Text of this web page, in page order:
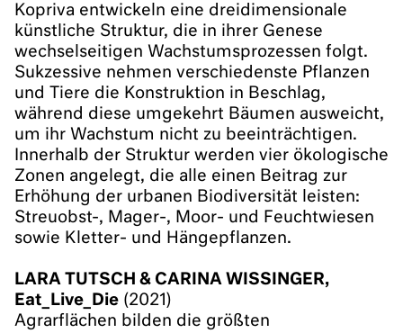
Kopriva entwickeln eine dreidimensionale
künstliche Struktur, die in ihrer Genese
wechselseitigen Wachstumsprozessen folgt.
Sukzessive nehmen verschiedenste Pflanzen
und Tiere die Konstruktion in Beschlag,
während diese umgekehrt Bäumen ausweicht,
um ihr Wachstum nicht zu beeinträchtigen.
Innerhalb der Struktur werden vier ökologische
Zonen angelegt, die alle einen Beitrag zur
Erhöhung der urbanen Biodiversität leisten:
Streuobst-, Mager-, Moor- und Feuchtwiesen
sowie Kletter- und Hängepflanzen.
LARA TUTSCH & CARINA WISSINGER,
Eat_Live_Die(2021)
Agrarflächen bilden die größten